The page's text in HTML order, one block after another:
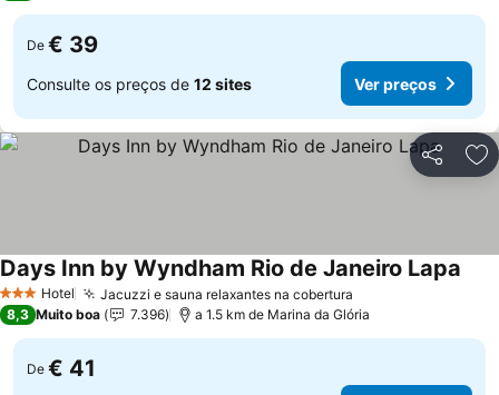
De € 39
Consulte os preços de 12 sites Ver preços
Partilhar
3 EstrelasHotel Jacuzzi e sauna relaxantes na cobertura
Days Inn by Wyndham Rio de Janeiro Lapa
8,3 Muito boa 7.396 a 1.5 km de Marina da Glória
De € 41